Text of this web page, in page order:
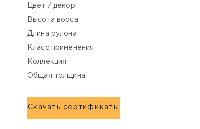
Цвет / декор
Высота ворса
Длина рулона
Класс применения
Коллекция
Общая толщина
Скачать сертификаты